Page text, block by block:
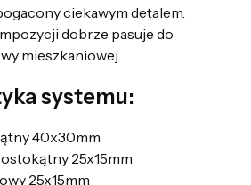
ciekawym detalem.
dobrze pasuje do
mieszkaniowej.
systemu:
40x30mm
25x15mm
25x15mm